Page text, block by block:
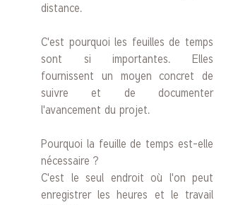
distance.
C'est pourquoi les feuilles de temps
sont si importantes. Elles
fournissent un moyen concret de
suivre et de documenter
l'avancement du projet.
Pourquoi la feuille de temps est-elle
nécessaire ?
C'est le seul endroit où l'on peut
enregistrer les heures et le travail